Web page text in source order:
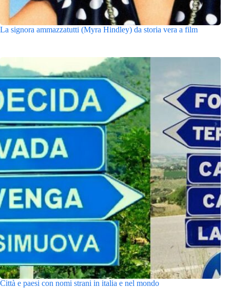
La signora ammazzatutti (Myra Hindley) da storia vera a film
Città e paesi con nomi strani in italia e nel mondo